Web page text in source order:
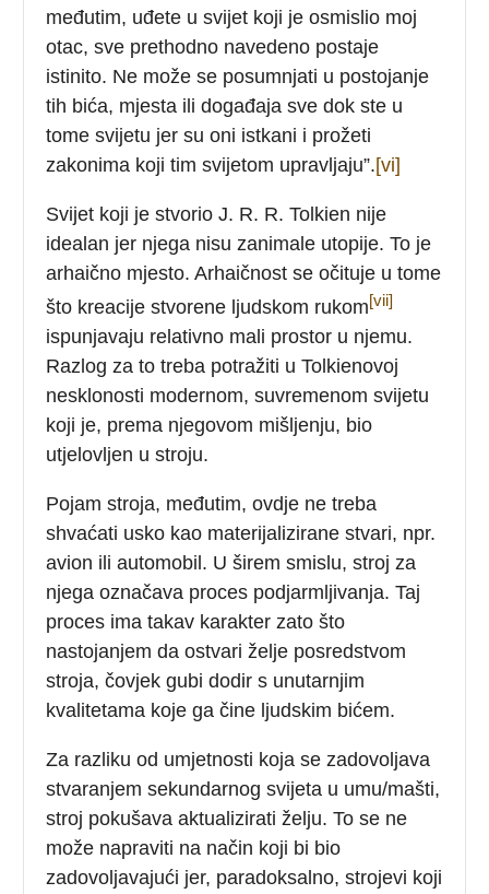
međutim, uđete u svijet koji je osmislio moj
otac, sve prethodno navedeno postaje
istinito. Ne može se posumnjati u postojanje
tih bića, mjesta ili događaja sve dok ste u
tome svijetu jer su oni istkani i prožeti
zakonima koji tim svijetom upravljaju”.[vi]
Svijet koji je stvorio J. R. R. Tolkien nije
idealan jer njega nisu zanimale utopije. To je
arhaično mjesto. Arhaičnost se očituje u tome
što kreacije stvorene ljudskom rukom[vii]
ispunjavaju relativno mali prostor u njemu.
Razlog za to treba potražiti u Tolkienovoj
nesklonosti modernom, suvremenom svijetu
koji je, prema njegovom mišljenju, bio
utjelovljen u stroju.
Pojam stroja, međutim, ovdje ne treba
shvaćati usko kao materijalizirane stvari, npr.
avion ili automobil. U širem smislu, stroj za
njega označava proces podjarmljivanja. Taj
proces ima takav karakter zato što
nastojanjem da ostvari želje posredstvom
stroja, čovjek gubi dodir s unutarnjim
kvalitetama koje ga čine ljudskim bićem.
Za razliku od umjetnosti koja se zadovoljava
stvaranjem sekundarnog svijeta u umu/mašti,
stroj pokušava aktualizirati želju. To se ne
može napraviti na način koji bi bio
zadovoljavajući jer, paradoksalno, strojevi koji